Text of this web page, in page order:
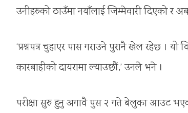
उनीहरुको ठाउँमा नयाँलाई जिम्मेवारी दिएको र
‘प्रश्नपत्र चुहाएर पास गराउने पुरानै खेल रहेछ ।
कारबाहीको दायरामा ल्याउछौं,’ उनले भने ।
परीक्षा सुरु हुनु अगावै पुस २ गते बेलुका आउट